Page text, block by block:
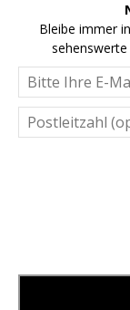
Bleibe immer